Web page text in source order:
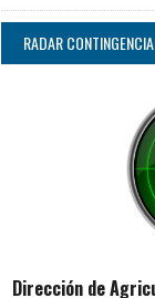
RADAR
Dirección de